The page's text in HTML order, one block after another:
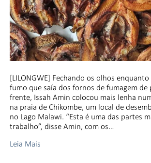
[LILONGWE] Fechando os olhos
fumo que saía dos fornos de fumagem de
frente, Issah Amin colocou mais lenha
na praia de Chikombe, um local de
no Lago Malawi. “Esta é uma das partes
trabalho”, disse Amin, com os…
Leia Mais